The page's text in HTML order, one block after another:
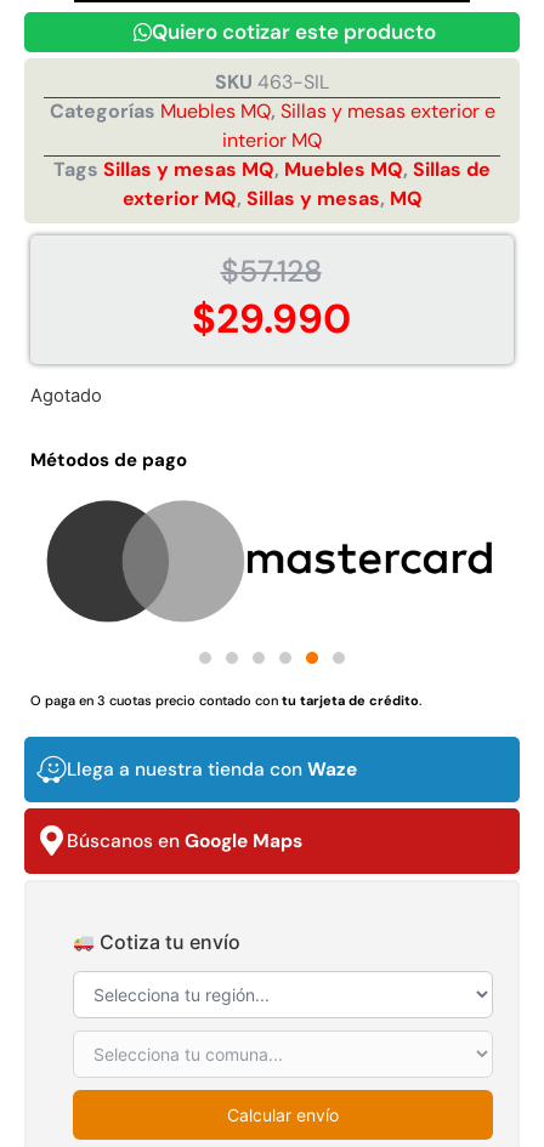
Quiero cotizar este producto
SKU 463-SIL
Categorías Muebles MQ, Sillas y mesas exterior e
interior MQ
Tags Sillas y mesas MQ, Muebles MQ, Sillas de
exterior MQ, Sillas y mesas, MQ
$57.128
$29.990
Agotado
Métodos de pago
O paga en 3 cuotas precio contado con tu tarjeta de crédito.
Llega a nuestra tienda con Waze
Búscanos en Google Maps
Cotiza tu envío
Calcular envío
Juego Modular 02
QplayGround
Leer más
Juego Modular 01
QplayGround
Leer más
37%
Juego Modular 03
QplayGround
5.987.128
$3.790.990
Pasto sintético ornamental
Importado USA: Crown
densidad 35mm Rollo
30%
Transpaleta eléctrica carga
de 2tn
$2.842.858
Apilador manual carga
$1.470.788
Leer más